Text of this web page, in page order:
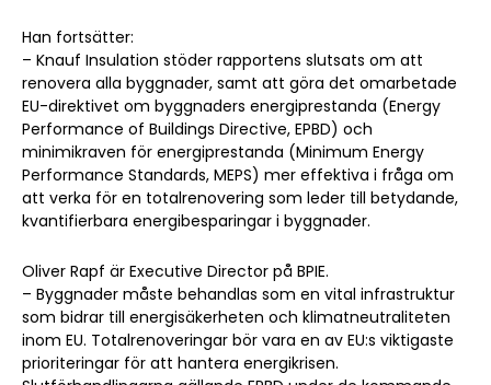
Han fortsätter:
– Knauf Insulation stöder rapportens slutsats om att
renovera alla byggnader, samt att göra det omarbetade
EU-direktivet om byggnaders energiprestanda (Energy
Performance of Buildings Directive, EPBD) och
minimikraven för energiprestanda (Minimum Energy
Performance Standards, MEPS) mer effektiva i fråga om
att verka för en totalrenovering som leder till betydande,
kvantifierbara energibesparingar i byggnader.
Oliver Rapf är Executive Director på BPIE.
– Byggnader måste behandlas som en vital infrastruktur
som bidrar till energisäkerheten och klimatneutraliteten
inom EU. Totalrenoveringar bör vara en av EU:s viktigaste
prioriteringar för att hantera energikrisen.